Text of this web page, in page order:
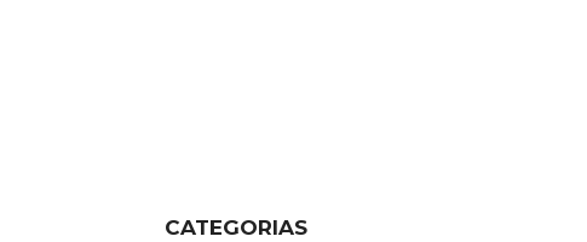
CATEGORIAS